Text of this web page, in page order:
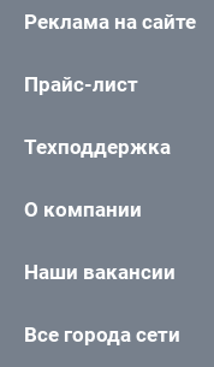
Реклама на сайте
Прайс-лист
Техподдержка
О компании
Наши вакансии
Все города сети